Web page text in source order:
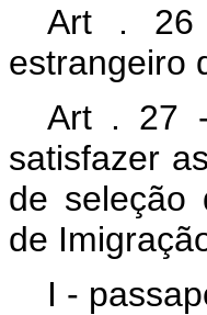
Art . 26
estrangeiro
Art . 27 -
satisfazer
de seleção
de
I -